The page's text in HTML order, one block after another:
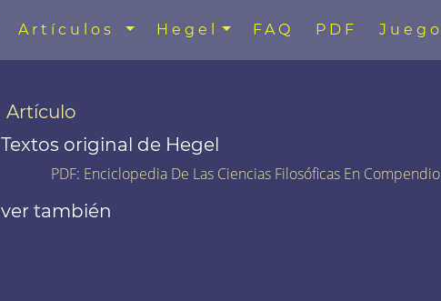
Artículos Hegel FAQ PDF Juego
Artículo
Textos original de Hegel
PDF: Enciclopedia De Las Ciencias Filosóficas En Compendio
ver también